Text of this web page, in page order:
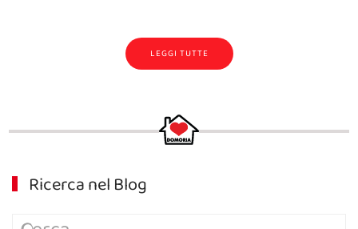
LEGGI TUTTE
Ricerca nel Blog